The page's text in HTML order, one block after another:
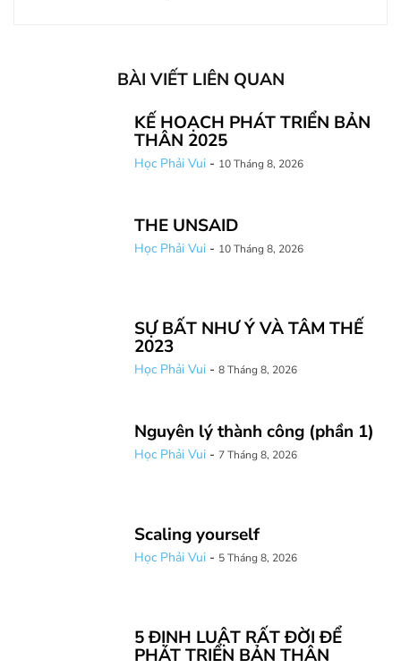
BÀI VIẾT LIÊN QUAN
KẾ HOẠCH PHÁT TRIỂN BẢN
THÂN 2025
Học Phải Vui - 10 Tháng 8, 2026
THE UNSAID
Học Phải Vui - 10 Tháng 8, 2026
SỰ BẤT NHƯ Ý VÀ TÂM THẾ
2023
Học Phải Vui - 8 Tháng 8, 2026
Nguyên lý thành công (phần 1)
Học Phải Vui - 7 Tháng 8, 2026
Scaling yourself
Học Phải Vui - 5 Tháng 8, 2026
5 ĐỊNH LUẬT RẤT ĐỜI ĐỂ
PHÁT TRIỂN BẢN THÂN